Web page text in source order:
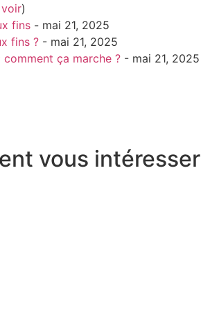
)
fins - mai 21, 2025
fins ? - mai 21, 2025
ça marche ? - mai 21, 2025
vous intéresser